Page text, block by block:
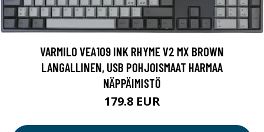
VARMILO VEA109 INK RHYME V2 MX BROWN
LANGALLINEN, USB POHJOISMAAT HARMAA
NÄPPÄIMISTÖ
179.8 EUR